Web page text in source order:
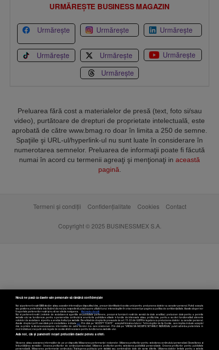
URMĂREȘTE BUSINESS MAGAZIN
Urmărește Urmărește Urmărește
Urmărește Urmărește
Urmărește
Urmărește
Preluarea fără cost a materialelor de presă (text, foto si/sau
video), purtătoare de drepturi de proprietate intelectuală, este
aprobată de către www.bmag.ro doar în limita a 250 de semne.
Spaţiile şi URL-ul/hyperlink-ul nu sunt luate în considerare în
numerotarea semnelor. Preluarea de informaţii poate fi făcută
numai în acord cu termenii agreaţi şi menţionaţi in această
pagină
Termeni și condiții Confidențialitate Cookies Contact
Copyright © 2025 BUSINESSMEX S.A.
Nouă ne pasă ca datele tale personale să rămână confidențiale
Noi și partenerii noștri589stocăm și/sau accesăm informații pe dispozitivul dvs., precum identificatorii cookie unici pentru prelucrarea datelor cu caracter personal. Puteți accepta
sau gestiona preferințele dvs. făcând clic mai jos, respectiv vă puteți opune utilizării unui interes legitim în orice moment pe pagina cu politica de confidențialitate. Aceste alegeri vor
fi raportate partenerilor noștri și nu vă vor afecta navigarea.
Mai multe detalii
Noi si partenerii nostri (retelele de socializare si agentiile de publicitate partenere, precum si furnizorii nostri de servicii de date analitice) prelucram date pentru a permite
website-ului sa functioneze, pentru a personaliza continutul si anunturile publicitare afisate in functie de interesele si/sau profilul dvs., pentru a va oferi functionalitati aferente
retelelor de socializare si pentru a analiza traficul pe website. Beneficiati de drepturile prevazute de art. 15-22 din GDPR in legatura cu prelucrarea datelor cu caracter personal.
Aceste drepturi pot fi exercitate prin modalitatea indicataaici. Prin click pe “ACCEPT TOATE”, acceptati folosirea tuturor Tehnologiilor de tip Cookie, care implica inclusiv acceptul
dvs. cu privire la stocarea/accesarea informatiilor de catre Vendor-ii cu care colaboram. Prin click pe “VREAU SA MODIFIC SETARILE INDIVIDUAL” puteti schimba preferintele in
mod individual, mai putin cele legate de cookie strict necesare pentru functionarea website-ului.
Atât noi, cât și partenerii noștri prelucrăm datele pentru a oferi:
Stocarea și/sau accesarea informațiilor de pe un dispozitiv. Măsurarea performanței reclamelor. Utilizarea profilurilor pentru selectarea conținutului personalizat. Dezvoltarea și
îmbunătățirea serviciilor. Crearea profilurilor de conținut personalizat. Utilizarea profilurilor pentru selectarea publicității personalizate. Crearea profilurilor pentru publicitate
personalizată. Măsurarea performanței conținutului. Înțelegerea publicului prin statistici sau combinații de date din surse diferite. Utilizarea datelor limitate pentru a selecta